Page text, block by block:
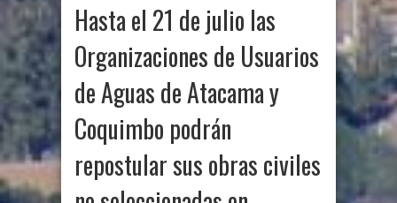
Hasta el 21 de julio las
Organizaciones de Usuarios
de Aguas de Atacama y
Coquimbo podrán
repostular sus obras civiles